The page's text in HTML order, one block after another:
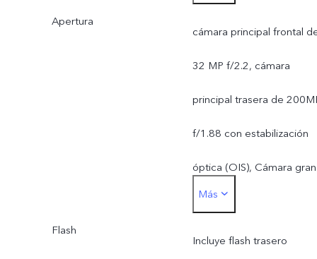
Cámara principal
de 200MP con
estabilización óptica
admite enfoque
automático (AF), f/1.88;
campo de visión de 84°;
Apertura
cámara principal frontal
32 MP f/2.2, cámara
principal trasera de
f/1.88 con estabilización
óptica (OIS), Cámara gran
angular de 8MP f/2.2
Más
Flash
Incluye flash trasero